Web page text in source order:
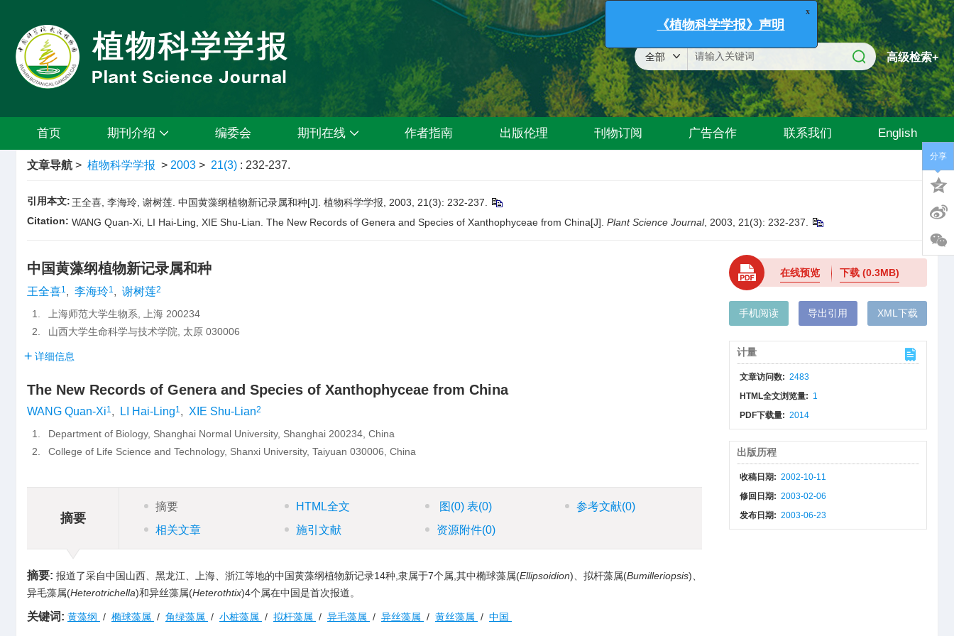
高级检索+
首页 期刊介绍 编委会 期刊在线 作者指南 出版伦理 刊物订阅 广告合作 联系我们 English
文章导航 > 植物科学学报 > 2003 > 21(3) : 232-237.
引用本文: 王全喜, 李海玲, 谢树莲. 中国黄藻纲植物新记录属和种[J]. 植物科学学报, 2003, 21(3): 232-237.
Citation: WANG Quan-Xi, LI Hai-Ling, XIE Shu-Lian. The New Records of Genera and Species of Xanthophyceae from China[J]. Plant Science Journal, 2003, 21(3): 232-237.
中国黄藻纲植物新记录属和种
王全喜1, 李海玲1, 谢树莲2
1.
上海师范大学生物系, 上海 200234
2.
山西大学生命科学与技术学院, 太原 030006
详细信息
The New Records of Genera and Species of Xanthophyceae from China
WANG Quan-Xi1, LI Hai-Ling1, XIE Shu-Lian2
1.
Department of Biology, Shanghai Normal University, Shanghai 200234, China
2.
College of Life Science and Technology, Shanxi University, Taiyuan 030006, China
摘要
摘要 HTML全文 图 (0)表(0) 参考文献(0)
相关文章
施引文献 资源附件(0)
摘要: 报道了采自中国山西、黑龙江、上海、浙江等地的中国黄藻纲植物新记录14种,隶属于7个属,其中椭球藻属(Ellipsoidion)、拟杆藻属(Bumilleriopsis)、
异毛藻属(Heterotrichella)和异丝藻属(Heterothtix)4个属在中国是首次报道。
关键词: 黄藻纲 / 椭球藻属 / 角绿藻属 / 小桩藻属 / 拟杆藻属 / 异毛藻属 / 异丝藻属 / 黄丝藻属 / 中国
在线预览 下载(0.3MB)
手机阅读 导出引用 XML下载
计量
文章访问数: 2483
HTML全文浏览量: 1
PDF下载量: 2014
出版历程
收稿日期: 2002-10-11
修回日期: 2003-02-06
发布日期: 2003-06-23
分享
x